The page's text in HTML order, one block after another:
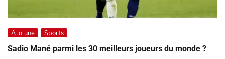
A la une Sports
Sadio Mané parmi les 30 meilleurs joueurs du monde ?